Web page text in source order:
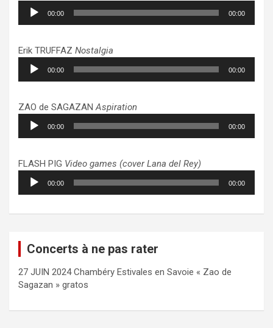
Lecteur
audio
00:00 00:00
Erik TRUFFAZ Nostalgia
Lecteur
audio
00:00 00:00
ZAO de SAGAZANAspiration
Lecteur
audio
00:00 00:00
FLASH PIG Video games (cover Lana del Rey)
Lecteur
audio
00:00 00:00
Concerts à ne pas rater
27 JUIN 2024 Chambéry Estivales en Savoie « Zao de
Sagazan » gratos